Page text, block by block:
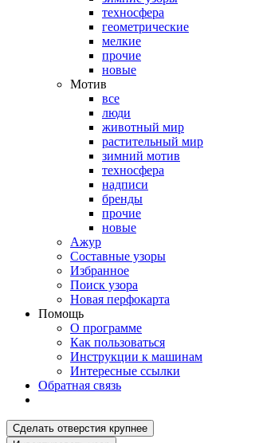
техносфера
геометрические
мелкие
прочие
новые
Мотив
все
люди
животный мир
растительный мир
зимний мотив
техносфера
надписи
бренды
прочие
новые
Ажур
Составные узоры
Избранное
Поиск узора
Новая перфокарта
Помощь
О программе
Как пользоваться
Инструкции к машинам
Интересные ссылки
Обратная связь